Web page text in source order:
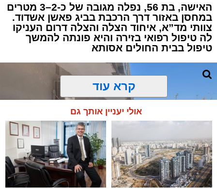
להפסקת פעילות ליבו.
למקום הוזעקו מיד צוותי רפואה ומתנדבים של
ארגון "איחוד הצלה". החובשים והפרמדיקים
הכרה, ופתחו מיידית בפעולות החייאה מתקדמות,
הכוללות עיסויי לב ושימוש במפעם (דפיברילטור).
בזכות התושייה והפעילות המהירה והמקצועית של
הצוותים בשטח, ליבו של הגבר שב לפעום.
לאחר ייצוב מצבו הראשוני, הוא פונה באמבולנס
לבית חולים להמשך קבלת טיפול רפואי כשמצבו
מוגדר יציב.
האישה, בת 56, נפלה מגובה של כ-2–3 מטרים
במחסן באזור דרך הרכבת בביג פאשן אשדוד.
צוותי מד”א, איחוד הצלה והצלה דרום העניקו
לה טיפול רפואי בזירה והיא פונתה להמשך
טיפול בבית החולים אסותא
קרא עוד
אולי יעניין אותך גם